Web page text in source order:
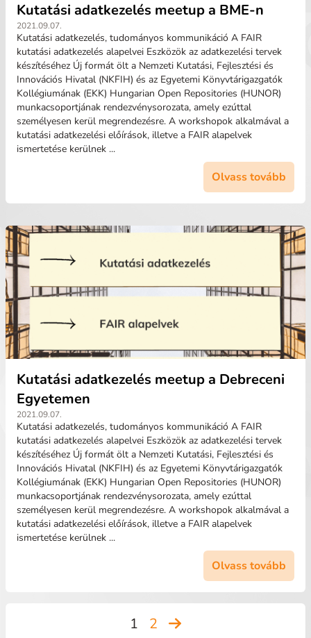
Kutatási adatkezelés meetup a BME-n
2021.09.07.
Kutatási adatkezelés, tudományos kommunikáció A FAIR
kutatási adatkezelés alapelvei Eszközök az adatkezelési tervek
készítéséhez Új formát ölt a Nemzeti Kutatási, Fejlesztési és
Innovációs Hivatal (NKFIH) és az Egyetemi Könyvtárigazgatók
Kollégiumának (EKK) Hungarian Open Repositories (HUNOR)
munkacsoportjának rendezvénysorozata, amely ezúttal
személyesen kerül megrendezésre. A workshopok alkalmával a
kutatási adatkezelési előírások, illetve a FAIR alapelvek
ismertetése kerülnek ...
Olvass tovább
Kutatási adatkezelés meetup a Debreceni
Egyetemen
2021.09.07.
Kutatási adatkezelés, tudományos kommunikáció A FAIR
kutatási adatkezelés alapelvei Eszközök az adatkezelési tervek
készítéséhez Új formát ölt a Nemzeti Kutatási, Fejlesztési és
Innovációs Hivatal (NKFIH) és az Egyetemi Könyvtárigazgatók
Kollégiumának (EKK) Hungarian Open Repositories (HUNOR)
munkacsoportjának rendezvénysorozata, amely ezúttal
személyesen kerül megrendezésre. A workshopok alkalmával a
kutatási adatkezelési előírások, illetve a FAIR alapelvek
ismertetése kerülnek ...
Olvass tovább
1 2